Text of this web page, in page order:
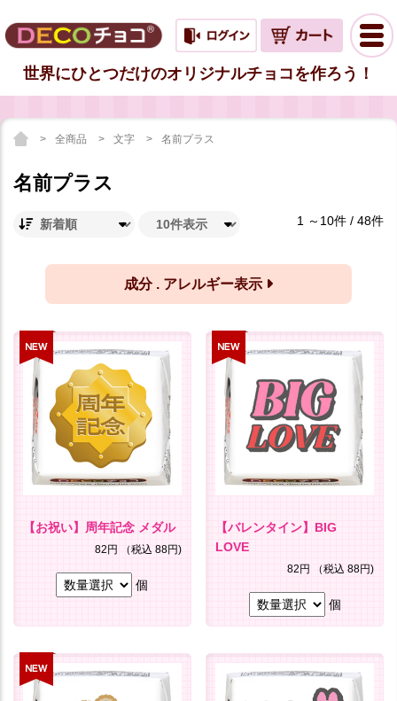
世界にひとつだけのオリジナルチョコを作ろう！
全商品 文字 名前プラス
名前プラス
1 ～10件 / 48件
成分 . アレルギー表示
【お祝い】周年記念 メダル
82円 （税込 88円)
個
【バレンタイン】BIG
LOVE
82円 （税込 88円)
個